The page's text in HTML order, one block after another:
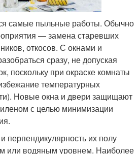
самые пыльные работы. Обычно
— замена старевших
откосов. С окнами и
сразу, не допуская
поскольку при окраске комнаты
температурных
Новые окна и двери защищают
с целью минимизации
перпендикулярность их полу
или водяным уровнем. Наиболее